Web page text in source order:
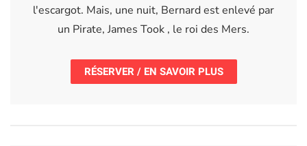
l'escargot. Mais, une nuit, Bernard est enlevé par
un Pirate, James Took , le roi des Mers.
RÉSERVER / EN SAVOIR PLUS